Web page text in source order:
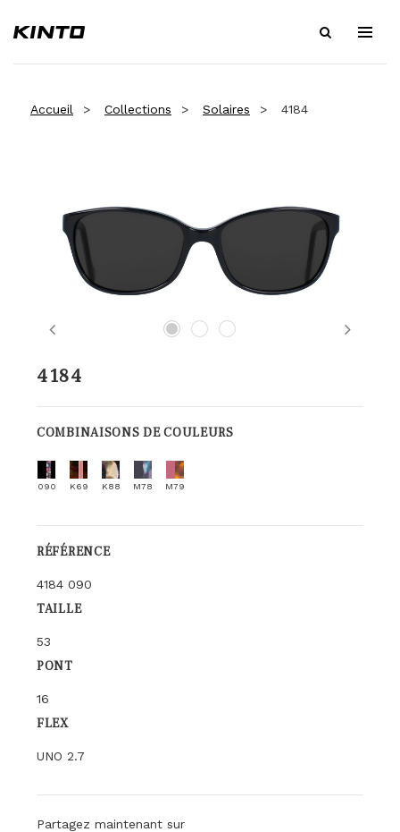
Accueil Collections Solaires 4184
Previous Next
4184
COMBINAISONS DE COULEURS
090 K69 K88 M78 M79
RÉFÉRENCE
4184 090
TAILLE
53
PONT
16
FLEX
UNO 2.7
Partagez maintenant sur